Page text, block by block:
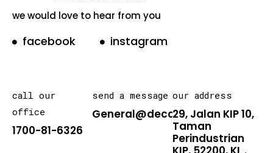
we would love to hear from you
facebook instagram
call our
office
1700-81-6326
send a message
General@decarton.asia
our address
29, Jalan KIP 10,
Taman
Perindustrian